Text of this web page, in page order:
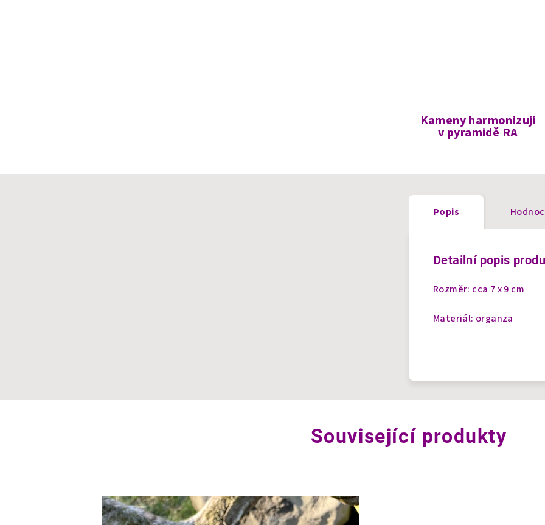
Kameny harmonizuji
v pyramidě RA
Popis
Detailní popis
Rozměr: cca 7 x 9 cm
Materiál: organza
Související produkty